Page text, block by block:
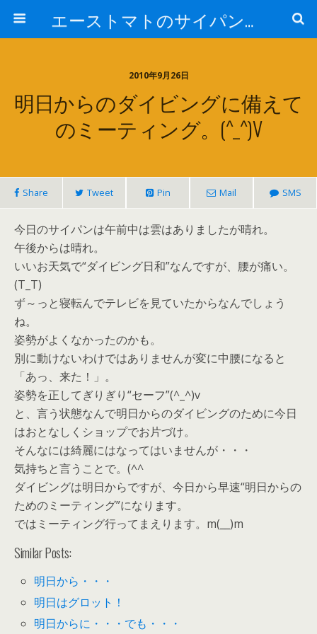
エーストマトのサイパンダイビング日記
2010年9月26日
明日からのダイビングに備えて
のミーティング。(^_^)v
Share Tweet Pin Mail SMS
今日のサイパンは午前中は雲はありましたが晴れ。
午後からは晴れ。
いいお天気で“ダイビング日和”なんですが、腰が痛い。
(T_T)
ず～っと寝転んでテレビを見ていたからなんでしょう
ね。
姿勢がよくなかったのかも。
別に動けないわけではありませんが変に中腰になると
「あっ、来た！」。
姿勢を正してぎりぎり“セーフ”(^_^)v
と、言う状態なんで明日からのダイビングのために今日
はおとなしくショップでお片づけ。
そんなには綺麗にはなってはいませんが・・・
気持ちと言うことで。(^^ゞ
ダイビングは明日からですが、今日から早速“明日からの
ためのミーティング”になります。
ではミーティング行ってまえります。m(__)m
Similar Posts:
明日から・・・
明日はグロット！
明日からに・・・でも・・・